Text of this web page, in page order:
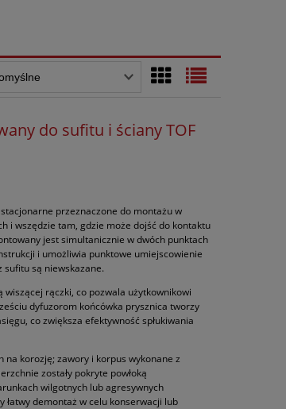
do sufitu i ściany TOF
przeznaczone do montażu w
i wszędzie tam, gdzie może dojść do kontaktu
jest simultanicznie w dwóch punktach
i umożliwia punktowe umiejscowienie
są niewskazane.
rączki, co pozwala użytkownikowi
dyfuzorom końcówka prysznica tworzy
co zwiększa efektywność spłukiwania
na korozję; zawory i korpus wykonane z
zostały pokryte powłoką
wilgotnych lub agresywnych
łatwy demontaż w celu konserwacji lub